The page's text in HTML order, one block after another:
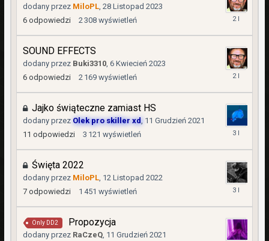
dodany przez MiloPL, 28 Listopad 2023
6 odpowiedzi 2 308 wyświetleń
26
SOUND EFFECTS
dodany przez Buki3310, 6 Kwiecień 2023
6 odpowiedzi 2 169 wyświetleń
29
Jajko świąteczne zamiast HS
dodany przez Olek pro skiller xd, 11 Grudzień 2021
11 odpowiedzi 3 121 wyświetleń
Święta 2022
dodany przez MiloPL, 12 Listopad 2022
7 odpowiedzi 1 451 wyświetleń
Only DD2 Propozycja
dodany przez RaCzeQ, 11 Grudzień 2021